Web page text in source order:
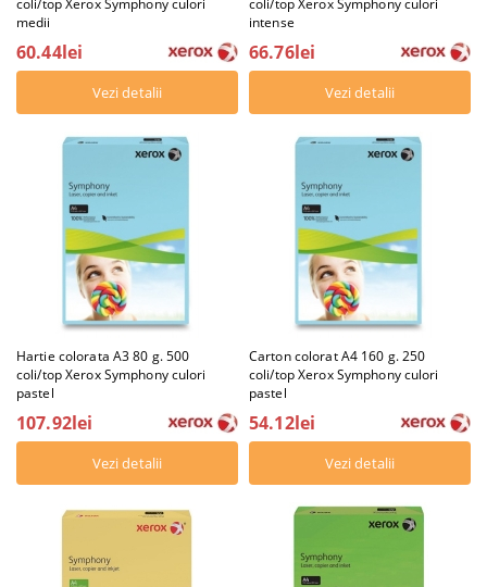
coli/top Xerox Symphony culori
medii
60.44lei
Vezi detalii
coli/top Xerox Symphony culori
intense
66.76lei
Vezi detalii
Hartie colorata A3 80 g. 500
coli/top Xerox Symphony culori
pastel
107.92lei
Vezi detalii
Carton colorat A4 160 g. 250
coli/top Xerox Symphony culori
pastel
54.12lei
Vezi detalii